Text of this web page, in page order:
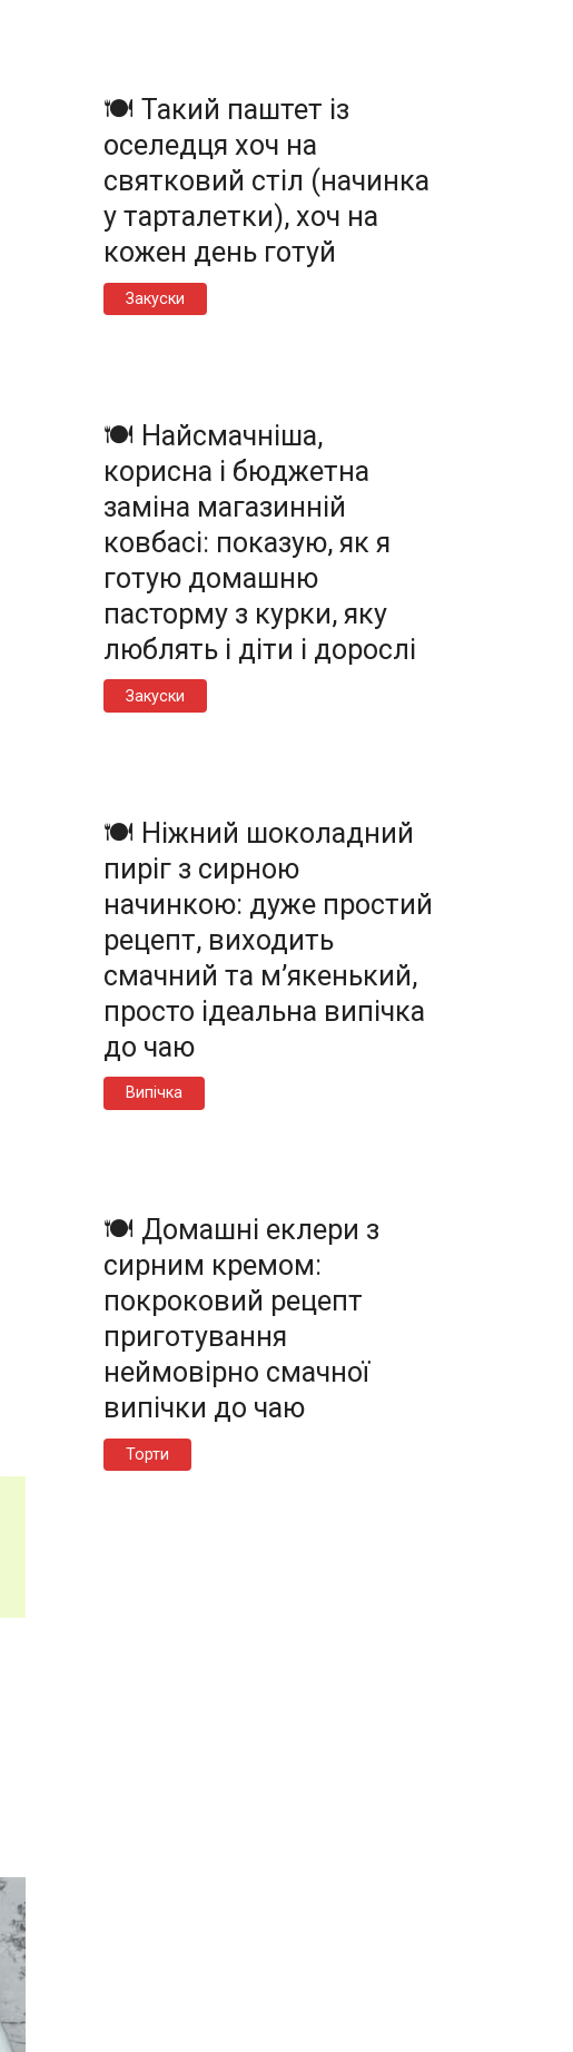
🍽️ Такий паштет із
оселедця хоч на
святковий стіл (начинка
у тарталетки), хоч на
кожен день готуй
Закуски
🍽️ Найсмачніша,
корисна і бюджетна
заміна магазинній
ковбасі: показую, як я
готую домашню
пасторму з курки, яку
люблять і діти і дорослі
Закуски
🍽️ Ніжний шоколадний
пиріг з сирною
начинкою: дуже простий
рецепт, виходить
смачний та м’якенький,
просто ідеальна випічка
до чаю
Випічка
🍽️ Домашні еклери з
сирним кремом:
покроковий рецепт
приготування
неймовірно смачної
випічки до чаю
Торти